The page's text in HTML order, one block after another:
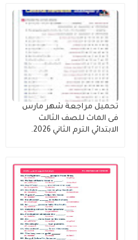
تحميل مراجعة شهر مارس
فى الماث للصف الثالث
الابتدائي الترم الثاني 2026.